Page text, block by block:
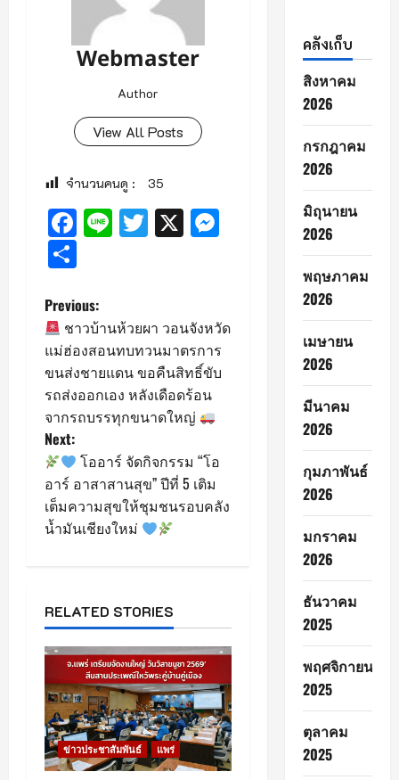
Webmaster
Author
View All Posts
จำนวนคนดู : 35
Facebook
LineTwitter
X
Messenger
P
o
s
t
n
a
v
g
a
t
i
o
Previous:
ชาวบ้านห้วยผา วอนจังหวัด
แม่ฮ่องสอนทบทวนมาตรการ
ขนส่งชายแดน ขอคืนสิทธิ์ขับ
รถส่งออกเอง หลังเดือดร้อน
จากรถบรรทุกขนาดใหญ่
Next:
โออาร์ จัดกิจกรรม “โอ
อาร์ อาสาสานสุข” ปีที่ 5 เติม
เต็มความสุขให้ชุมชนรอบคลัง
น้ำมันเชียงใหม่
RELATED STORIES
ข่าวประชาสัมพันธ์ แพร่
คลังเก็บ
สิงหาคม
2026
กรกฎาคม
2026
มิถุนายน
2026
พฤษภาคม
2026
เมษายน
2026
มีนาคม
2026
กุมภาพันธ์
2026
มกราคม
2026
ธันวาคม
2025
พฤศจิกายน
2025
ตุลาคม
2025